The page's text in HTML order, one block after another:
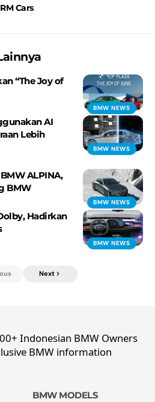
Cars
BMW NEWS
“The Joy of
BMW NEWS
AI
Lebih
BMW NEWS
ALPINA,
BMW
BMW NEWS
Hadirkan
Next
Indonesian BMW Owners
BMW information
BMW MODELS